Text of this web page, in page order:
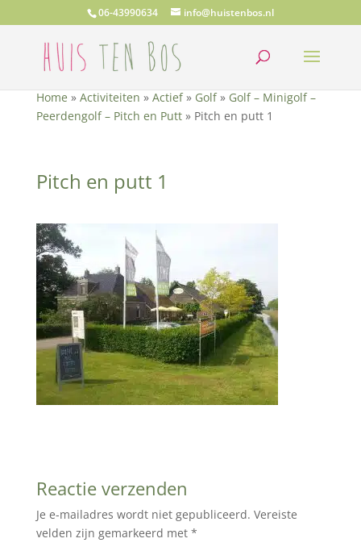
06-43990634 info@huistenbos.nl
Home » Activiteiten » Actief» Golf» Golf – Minigolf –
Peerdengolf – Pitch en Putt» Pitch en putt 1
Pitch en putt 1
Reactie verzenden
Je e-mailadres wordt niet gepubliceerd. Vereiste
velden zijn gemarkeerd met *